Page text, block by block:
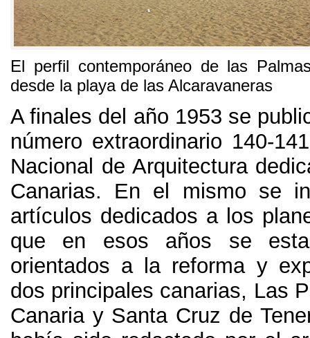
El perfil contemporáneo de las
desde la playa de las Alcaravaneras
A finales del año 1953 se
número extraordinario 140-
Nacional de Arquitectura
Canarias. En el mismo se
artículos dedicados a los
que en esos años se
orientados a la reforma y
dos principales canarias, Las
Canaria y Santa Cruz de